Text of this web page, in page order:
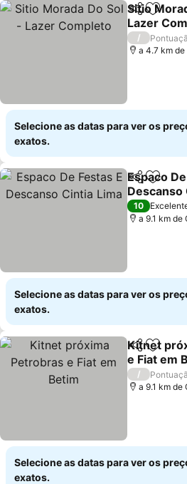
Partilhar
Sitio
Lazer
/
a 4.7 km
Selecione as datas para ver os
exatos.
Partilhar
Espaco
Descanso
10
a 9.1 km de
Selecione as datas para ver os
exatos.
Partilhar
Kitnet
e Fiat em
/
a 9.1 km de
Selecione as datas para ver os
exatos.